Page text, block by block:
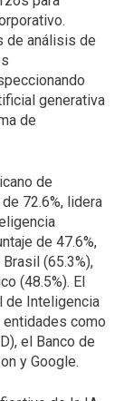
de análisis de
generativa
de
de
72.6%, lidera
de 47.6%,
(65.3%),
(48.5%). El
de Inteligencia
entidades como
el Banco de
y Google.